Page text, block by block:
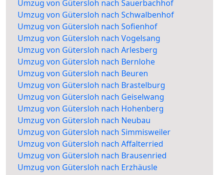
Umzug von Gütersloh nach Sauerbachhof
Umzug von Gütersloh nach Schwalbenhof
Umzug von Gütersloh nach Sofienhof
Umzug von Gütersloh nach Vogelsang
Umzug von Gütersloh nach Arlesberg
Umzug von Gütersloh nach Bernlohe
Umzug von Gütersloh nach Beuren
Umzug von Gütersloh nach Brastelburg
Umzug von Gütersloh nach Geiselwang
Umzug von Gütersloh nach Hohenberg
Umzug von Gütersloh nach Neubau
Umzug von Gütersloh nach Simmisweiler
Umzug von Gütersloh nach Affalterried
Umzug von Gütersloh nach Brausenried
Umzug von Gütersloh nach Erzhäusle